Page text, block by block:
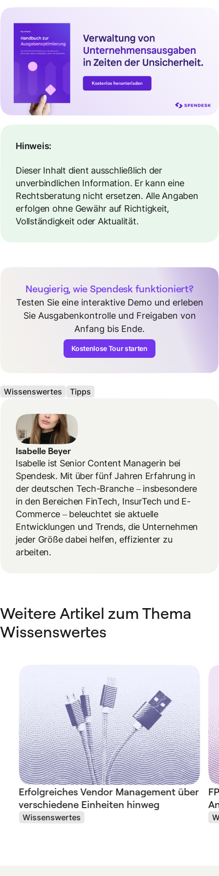
Hinweis:
Dieser Inhalt dient ausschließlich der
unverbindlichen Information. Er kann eine
Rechtsberatung nicht ersetzen. Alle Angaben
erfolgen ohne Gewähr auf Richtigkeit,
Vollständigkeit oder Aktualität.
Neugierig, wie Spendesk funktioniert?
Testen Sie eine interaktive Demo und erleben
Sie Ausgabenkontrolle und Freigaben von
Anfang bis Ende.
Kostenlose Tour starten
Wissenswertes Tipps
Isabelle Beyer
Isabelle ist Senior Content Managerin bei
Spendesk. Mit über fünf Jahren Erfahrung in
der deutschen Tech-Branche – insbesondere
in den Bereichen FinTech, InsurTech und E-
Commerce – beleuchtet sie aktuelle
Entwicklungen und Trends, die Unternehmen
jeder Größe dabei helfen, effizienter zu
arbeiten.
Weitere Artikel zum Thema
Wissenswertes
Erfolgreiches Vendor Management über
verschiedene Einheiten hinweg
Wissenswertes